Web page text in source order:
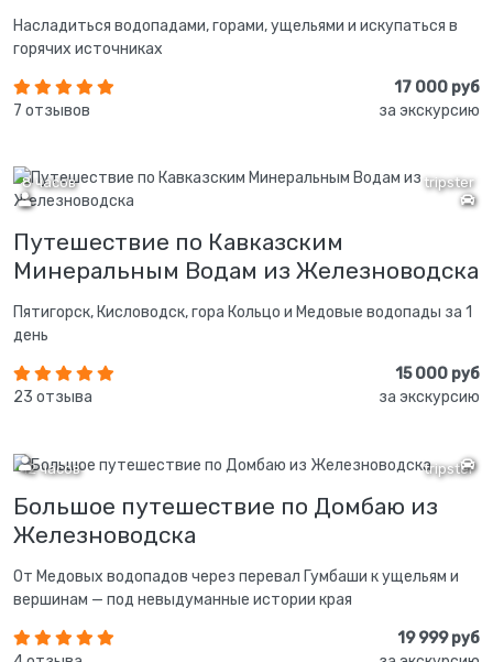
Насладиться водопадами, горами, ущельями и искупаться в
горячих источниках
7 отзывов
17 000 руб
за экскурсию
tripster
8 часов
Путешествие по Кавказским
Минеральным Водам из Железноводска
Пятигорск, Кисловодск, гора Кольцо и Медовые водопады за 1
день
23 отзыва
15 000 руб
за экскурсию
tripster
12 часов
Большое путешествие по Домбаю из
Железноводска
От Медовых водопадов через перевал Гумбаши к ущельям и
вершинам — под невыдуманные истории края
19 999 руб